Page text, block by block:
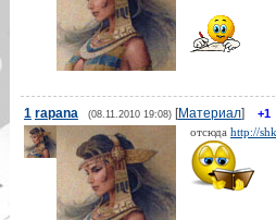
+1
1 rapana (08.11.2010 19:08)[Материал]
отсюда http://